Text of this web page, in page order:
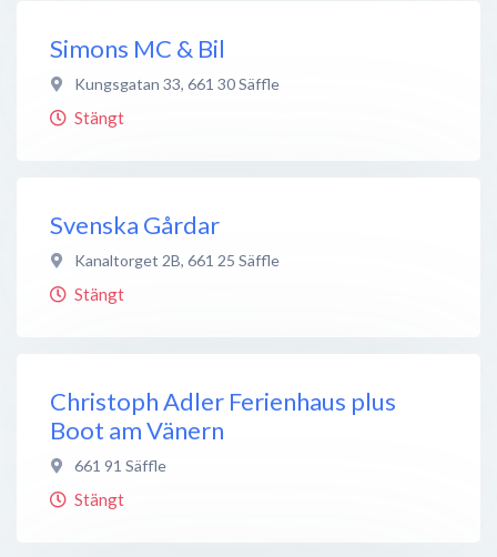
Simons MC & Bil
Kungsgatan 33, 661 30Säffle
Stängt
Svenska Gårdar
Kanaltorget 2B, 661 25 Säffle
Stängt
Christoph Adler Ferienhaus plus
Boot am Vänern
661 91 Säffle
Stängt